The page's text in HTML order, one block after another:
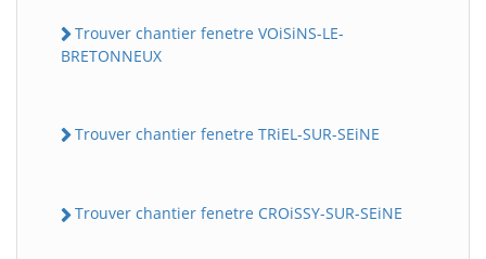
Trouver chantier fenetre VOiSiNS-LE-
BRETONNEUX
Trouver chantier fenetre TRiEL-SUR-SEiNE
Trouver chantier fenetre CROiSSY-SUR-SEiNE